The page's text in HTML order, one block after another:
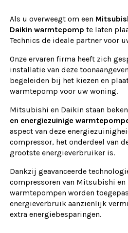
Als u overweegt om een
Daikin warmtepomp te laten
Technics de ideale partner voor
Onze ervaren firma heeft zich
installatie van deze
begeleiden bij het kiezen en
warmtepomp voor uw woning.
Mitsubishi en Daikin staan
en energiezuinige
aspect van deze
compressor, het onderdeel van
grootste energieverbruiker is.
Dankzij geavanceerde
compressoren van Mitsubishi en
warmtepompen worden
energieverbruik aanzienlijk
extra energiebesparingen.